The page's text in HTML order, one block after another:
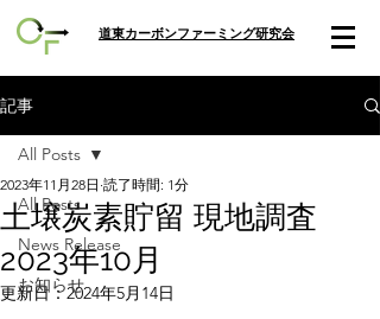
​道東カーボンファーミング研究会
記事
All Posts
News Release
お知らせ
All Posts
土壌炭素貯留 現地調査
2023年10月
2023年11月28日 読了時間: 1分
更新日：2024年5月14日